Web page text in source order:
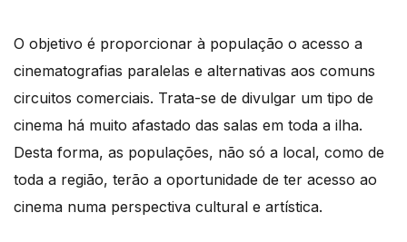
O objetivo é proporcionar à população o acesso a
cinematografias paralelas e alternativas aos comuns
circuitos comerciais. Trata-se de divulgar um tipo de
cinema há muito afastado das salas em toda a ilha.
Desta forma, as populações, não só a local, como de
toda a região, terão a oportunidade de ter acesso ao
cinema numa perspectiva cultural e artística.